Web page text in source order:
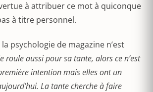
à attribuer ce mot à quiconque
à titre personnel.
psychologie de magazine n’est
roule aussi pour sa tante, alors ce n’est
intention mais elles ont un
La tante cherche à faire